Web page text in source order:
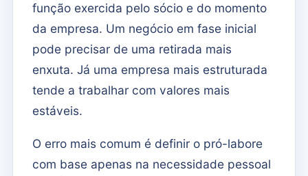
função exercida pelo sócio e do momento
da empresa. Um negócio em fase inicial
pode precisar de uma retirada mais
enxuta. Já uma empresa mais estruturada
tende a trabalhar com valores mais
estáveis.
O erro mais comum é definir o pró-labore
com base apenas na necessidade pessoal